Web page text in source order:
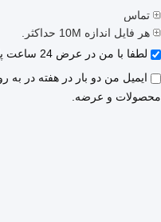
تماس
هر فایل اندازه 10M حداکثر.
لطفا با من در عرض 24 ساعت پاسخ دهید.
ایمیل من دو بار در هفته در به
محصولات و عرضه.